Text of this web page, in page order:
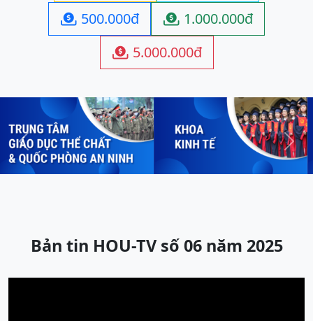
 500.000đ  1.000.000đ
 5.000.000đ
Previous Next
Bản tin HOU-TV số 06 năm 2025